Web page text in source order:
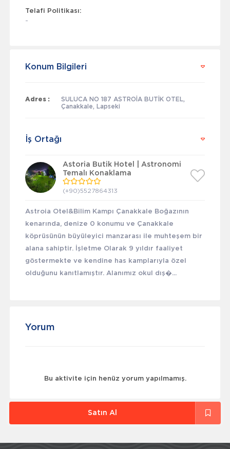
Telafi Politikası:
-
Konum Bilgileri
Adres :
SULUCA NO 187 ASTROİA BUTİK OTEL,
Çanakkale, Lapseki
İş Ortağı
Astoria Butik Hotel | Astronomi
Temalı Konaklama
(+90)5527864313
Astroia Otel&Bilim Kampı Çanakkale Boğazının
kenarında, denize 0 konumu ve Çanakkale
köprüsünün büyüleyici manzarası ile muhteşem bir
alana sahiptir. İşletme Olarak 9 yıldır faaliyet
göstermekte ve kendine has kamplarıyla özel
olduğunu kanıtlamıştır. Alanımız okul dış�...
Yorum
Bu aktivite için henüz yorum yapılmamış.
Satın Al